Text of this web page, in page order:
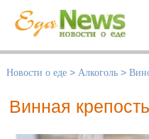
Новости о еде > Алкоголь >
Винная крепость